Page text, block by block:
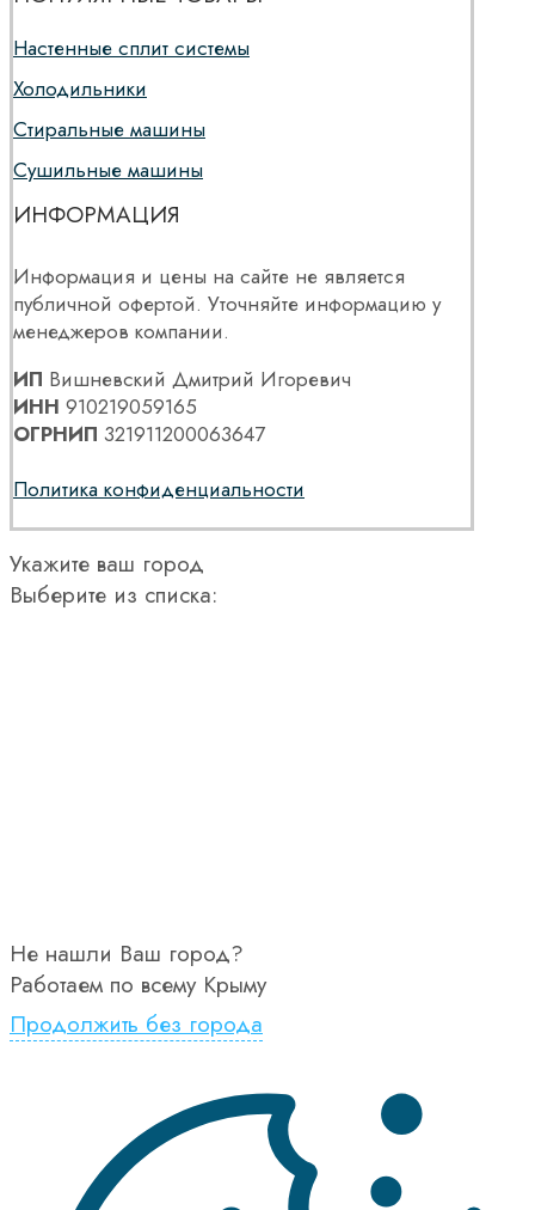
Настенные сплит системы
Холодильники
Стиральные машины
Сушильные машины
ИНФОРМАЦИЯ
Информация и цены на сайте не является
публичной офертой. Уточняйте информацию у
менеджеров компании.
ИП Вишневский Дмитрий Игоревич
ИНН 910219059165
ОГРНИП 321911200063647
Политика конфиденциальности
Укажите ваш город
Выберите из списка:
Не нашли Ваш город?
Работаем по всему Крыму
Продолжить без города